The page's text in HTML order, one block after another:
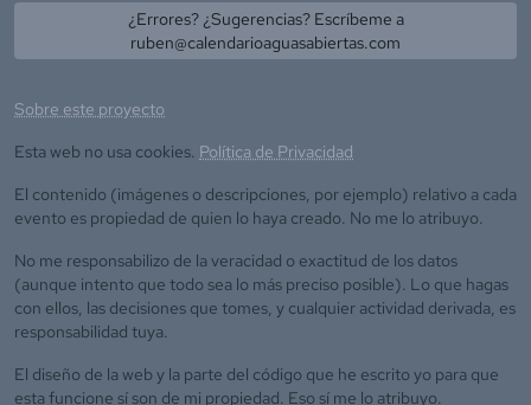
¿Errores? ¿Sugerencias? Escríbeme a
ruben@calendarioaguasabiertas.com
Sobre este proyecto
Esta web no usa cookies. Política de Privacidad
El contenido (imágenes o descripciones, por ejemplo) relativo a cada
evento es propiedad de quien lo haya creado. No me lo atribuyo.
No me responsabilizo de la veracidad o exactitud de los datos
(aunque intento que todo sea lo más preciso posible). Lo que hagas
con ellos, las decisiones que tomes, y cualquier actividad derivada, es
responsabilidad tuya.
El diseño de la web y la parte del código que he escrito yo para que
esta funcione sí son de mi propiedad. Eso sí me lo atribuyo.